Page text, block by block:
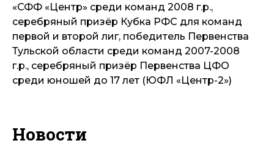
«СФФ «Центр» среди команд 2008 г.р.,
серебряный призёр Кубка РФС для команд
первой и второй лиг, победитель Первенства
Тульской области среди команд 2007-2008
г.р., серебряный призёр Первенства ЦФО
среди юношей до 17 лет (ЮФЛ «Центр-2»)
Новости